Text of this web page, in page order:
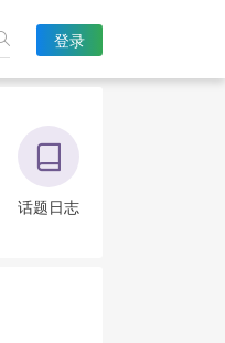
登录
话题日志